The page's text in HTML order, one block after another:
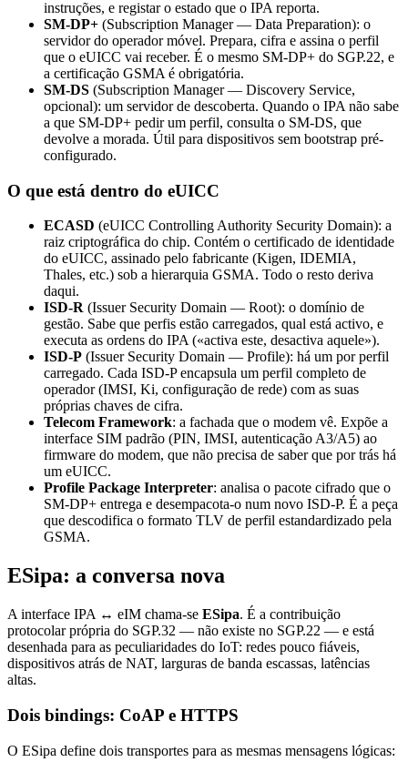
instruções, e registar o estado que o IPA reporta.
SM-DP+ (Subscription Manager — Data Preparation): o
servidor do operador móvel. Prepara, cifra e assina o perfil
que o eUICC vai receber. É o mesmo SM-DP+ do SGP.22, e
a certificação GSMA é obrigatória.
SM-DS (Subscription Manager — Discovery Service,
opcional): um servidor de descoberta. Quando o IPA não sabe
a que SM-DP+ pedir um perfil, consulta o SM-DS, que
devolve a morada. Útil para dispositivos sem bootstrap pré-
configurado.
O que está dentro do eUICC
ECASD (eUICC Controlling Authority Security Domain): a
raiz criptográfica do chip. Contém o certificado de identidade
do eUICC, assinado pelo fabricante (Kigen, IDEMIA,
Thales, etc.) sob a hierarquia GSMA. Todo o resto deriva
daqui.
ISD-R (Issuer Security Domain — Root): o domínio de
gestão. Sabe que perfis estão carregados, qual está activo, e
executa as ordens do IPA («activa este, desactiva aquele»).
ISD-P (Issuer Security Domain — Profile): há um por perfil
carregado. Cada ISD-P encapsula um perfil completo de
operador (IMSI, Ki, configuração de rede) com as suas
próprias chaves de cifra.
Telecom Framework: a fachada que o modem vê. Expõe a
interface SIM padrão (PIN, IMSI, autenticação A3/A5) ao
firmware do modem, que não precisa de saber que por trás há
um eUICC.
Profile Package Interpreter: analisa o pacote cifrado que o
SM-DP+ entrega e desempacota-o num novo ISD-P. É a peça
que descodifica o formato TLV de perfil estandardizado pela
GSMA.
ESipa: a conversa nova
A interface IPA ↔ eIM chama-se ESipa. É a contribuição
protocolar própria do SGP.32 — não existe no SGP.22 — e está
desenhada para as peculiaridades do IoT: redes pouco fiáveis,
dispositivos atrás de NAT, larguras de banda escassas, latências
altas.
Dois bindings: CoAP e HTTPS
O ESipa define dois transportes para as mesmas mensagens lógicas: